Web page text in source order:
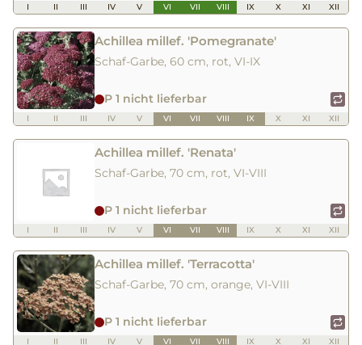
I II III IV V VI VII VIII IX X XI XII
Achillea millef. 'Pomegranate'
Schaf-Garbe, 60 cm, rot, VI-IX
P 1 nicht lieferbar
I II III IV V VI VII VIII IX X XI XII
Achillea millef. 'Renata'
Schaf-Garbe, 70 cm, rot, VI-VIII
P 1 nicht lieferbar
I II III IV V VI VII VIII IX X XI XII
Achillea millef. 'Terracotta'
Schaf-Garbe, 70 cm, orange, VI-VIII
P 1 nicht lieferbar
I II III IV V VI VII VIII IX X XI XII